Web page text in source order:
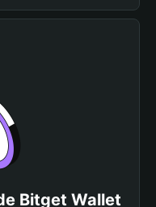
Bitget Wallet